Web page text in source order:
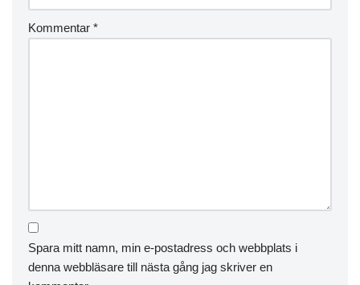
Kommentar *
Spara mitt namn, min e-postadress och webbplats i
denna webbläsare till nästa gång jag skriver en